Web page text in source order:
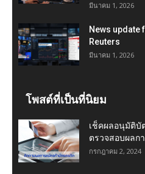
มีนาคม 1, 2026
News update
Reuters
มีนาคม 1, 2026
โพสต์ที่เป็นที่นิยม
เช็คผลอนุมัติบั
ตรวจสอบผลก
กรกฎาคม 2, 2024